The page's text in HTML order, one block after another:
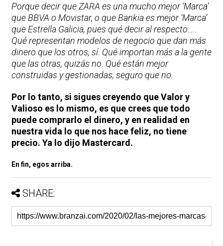
Porque decir que ZARA es una mucho mejor ‘Marca’
que BBVA o Movistar, o que Bankia es mejor ‘Marca’
que Estrella Galicia, pues qué decir al respecto…..
Qué representan modelos de negocio que dan más
dinero que los otros, sí. Qué importan más a la gente
que las otras, quizás no. Qué están mejor
construidas y gestionadas, seguro que no.
Por lo tanto, si sigues creyendo que Valor y
Valioso es lo mismo, es que crees que todo
puede comprarlo el dinero, y en realidad en
nuestra vida lo que nos hace feliz, no tiene
precio. Ya lo dijo Mastercard.
En fin, egos arriba.
SHARE: